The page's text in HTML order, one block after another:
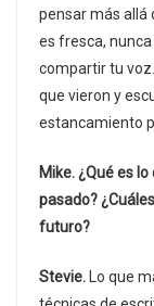
pensar más allá
es fresca,
compartir tu
que vieron y
estancamiento
Mike. ¿Qué es
pasado?
futuro?
Stevie. Lo que